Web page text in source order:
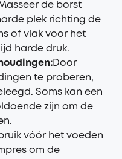
de borst
plek richting de
of vlak voor het
harde druk.
: Door
te proberen,
Soms kan een
zijn om de
vóór het voeden
om de